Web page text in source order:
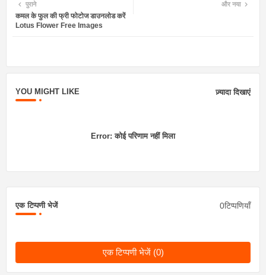
ter
और नया
पुराने
कमल के फुल की फ्री फोटोज डाउनलोड करें
Lotus Flower Free Images
YOU MIGHT LIKE ज़्यादा दिखाएं
Error: कोई परिणाम नहीं मिला
एक टिप्पणी भेजें 0टिप्पणियाँ
एक टिप्पणी भेजें (0)